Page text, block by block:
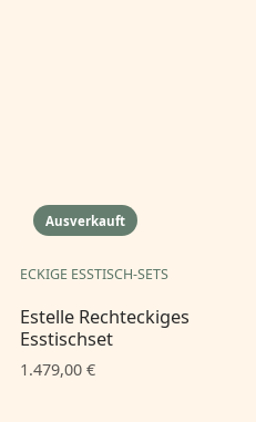
Ausverkauft
ECKIGE ESSTISCH-SETS
Estelle Rechteckiges
Esstischset
1.479,00 €